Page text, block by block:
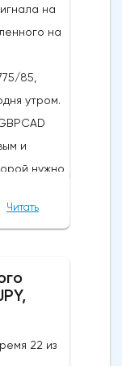
на
на
85,
утром.
и
нужно
CADПара
на
конечно,
Читать
22 из